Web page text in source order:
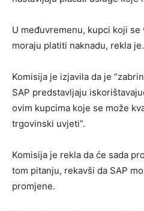
U međuvremenu, kupci koji se
moraju platiti naknadu, rekla je.
Komisija je izjavila da je
SAP predstavljaju
ovim kupcima koje se može
trgovinski uvjeti”.
Komisija je rekla da će sada
tom pitanju, rekavši da SAP
promjene.